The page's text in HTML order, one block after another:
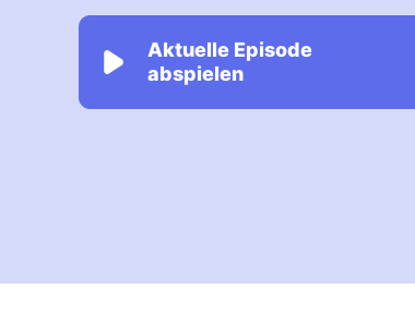
Aktuelle Episode
abspielen